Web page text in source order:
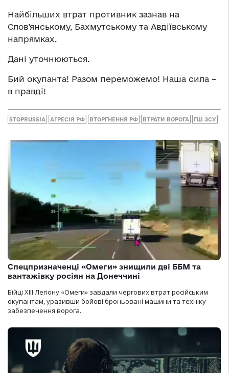
Найбільших втрат противник зазнав на
Слов’янському, Бахмутському та Авдіївському
напрямках.
Дані уточнюються.
Бий окупанта! Разом переможемо! Наша сила –
в правді!
STOPRUSSIA АГРЕСІЯ РФ ВТОРГНЕННЯ РФ ВТРАТИ ВОРОГА ГШ ЗСУ
Спецпризначенці «Омеги» знищили дві ББМ та
вантажівку росіян на Донеччині
Бійці ХІІІ Легіону «Омеги» завдали чергових втрат російським
окупантам, уразивши бойові броньовані машини та техніку
забезпечення ворога.